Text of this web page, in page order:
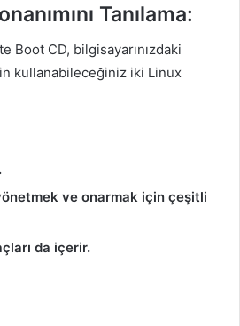
Tanılama:
Boot CD, bilgisayarınızdaki
kullanabileceğiniz iki Linux
ve onarmak için çeşitli
da içerir.